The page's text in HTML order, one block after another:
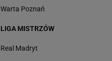
Warta Poznań
LIGA MISTRZÓW
Real Madryt